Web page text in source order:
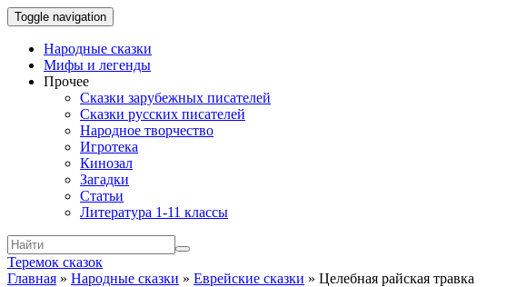
Toggle navigation
Народные сказки
Мифы и легенды
Прочее
Сказки зарубежных писателей
Сказки русских писателей
Народное творчество
Игротека
Кинозал
Загадки
Статьи
Литература 1-11 классы
Теремок сказок
Главная » Народные сказки » Еврейские сказки » Целебная райская травка